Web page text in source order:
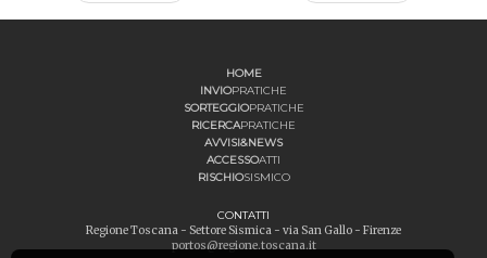
HOME
INVIOPRATICHE
SORTEGGIOPRATICHE
RICERCAPRATICHE
AVVISI&NEWS
ACCESSOATTI
RISCHIOSISMICO
CONTATTI
Regione Toscana - Settore Sismica - via San Gallo - Firenze
portos@regione.toscana.it